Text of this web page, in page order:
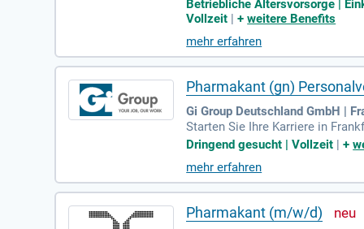
en wir eine jährliche
sich jetzt!
Betriebliche Altersvorsorge |
Vollzeit |+weitere Benefits
mehr erfahren
Pharmakant (gn)
Gi Group Deutschland GmbH |
Starten Sie Ihre Karriere in
oder Lebensmittelbranche, die
Office sind von Vorteil.
renommiertes Unternehmen.
tionalen Netzwerks. Bewerben
Dringend gesucht | Vollzeit |+
mehr erfahren
Pharmakant (m/w/d)